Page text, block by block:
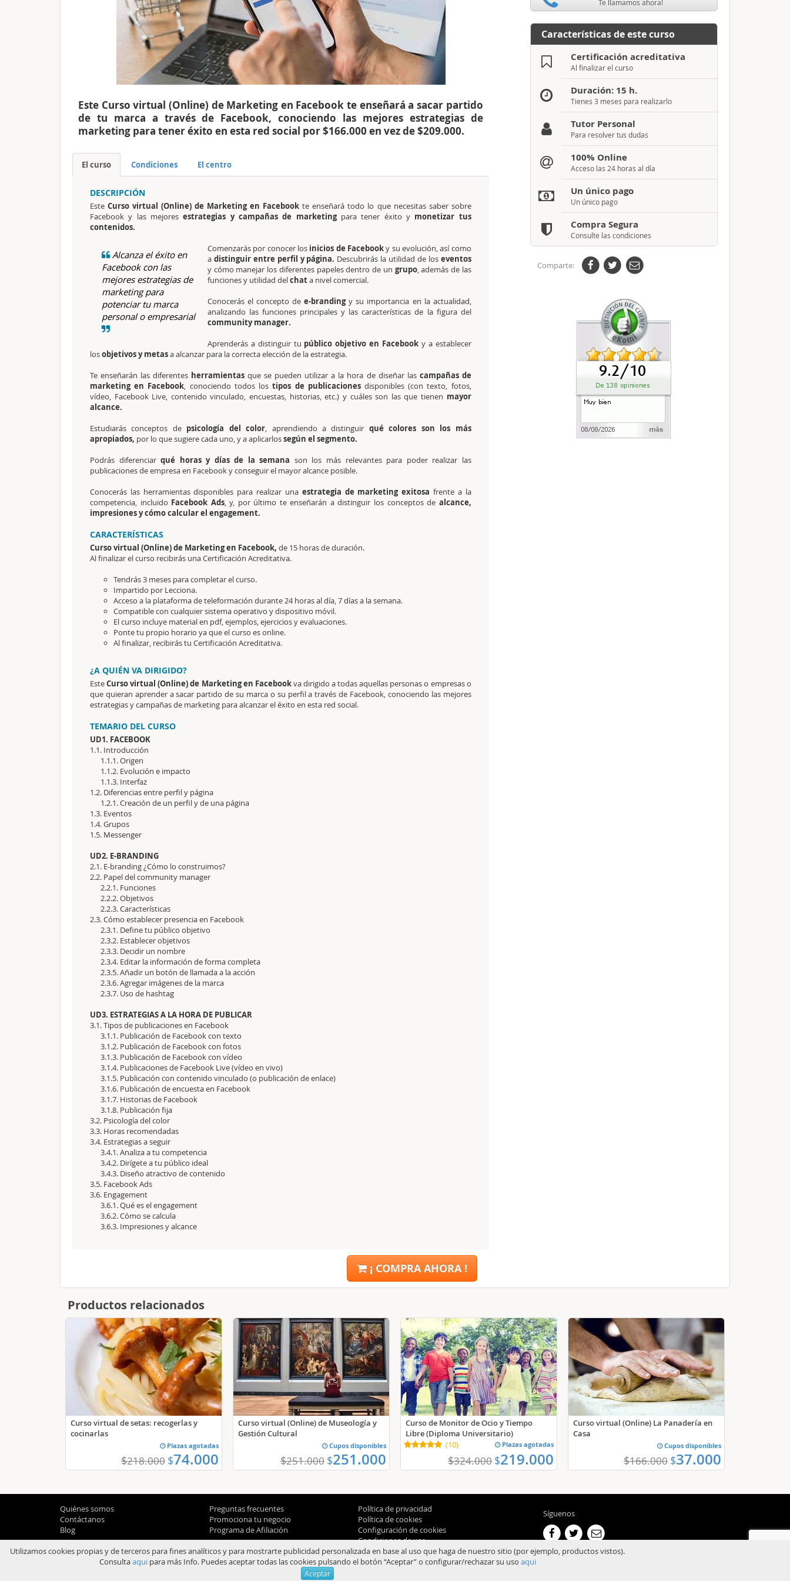
Este Curso virtual (Online) de Marketing en Facebook te enseñará a sacar partido
de tu marca a través de Facebook, conociendo las mejores estrategias de
marketing para tener éxito en esta red social por $166.000 en vez de $209.000.
El curso Condiciones El centro
DESCRIPCIÓN
Este Curso virtual (Online) de Marketing en Facebook te enseñará todo lo que necesitas saber sobre
Facebook y las mejoresestrategias y campañas de marketingpara tener éxito y monetizar tus
contenidos.
Alcanza el éxito en
Facebook con las
mejores estrategias de
marketing para
potenciar tu marca
personal o empresarial
Comenzarás por conocer los inicios de Facebooky su evolución, así como
a distinguir entre perfil y página. Descubrirás la utilidad de los eventos
y cómo manejar los diferentes papeles dentro de un grupo, además de las
funciones y utilidad delchata nivel comercial.
Conocerás el concepto dee-brandingy su importancia en la actualidad,
analizando las funciones principales y las características de la figura del
community manager.
Aprenderás a distinguir tu público objetivo en Facebook y a establecer
losobjetivos y metasa alcanzar para la correcta elección de la estrategia.
Te enseñarán las diferentes herramientas que se pueden utilizar a la hora de diseñar lascampañas de
marketing en Facebook, conociendo todos los tipos de publicacionesdisponibles (con texto, fotos,
vídeo, Facebook Live, contenido vinculado, encuestas, historias, etc.) y cuáles son las que tienen mayor
alcance.
Estudiarás conceptos depsicología del color, aprendiendo a distinguir qué colores son los más
apropiados, por lo que sugiere cada uno, y a aplicarlossegún el segmento.
Podrás diferenciarqué horas y días de la semana son los más relevantes para poder realizar las
publicaciones de empresa en Facebook y conseguir el mayor alcance posible.
Conocerás las herramientas disponibles para realizar unaestrategia de marketing exitosa frente a la
competencia, incluido Facebook Ads, y, por último te enseñarán a distinguir los conceptos de alcance,
impresiones y cómo calcular el engagement.
CARACTERÍSTICAS
Curso virtual (Online) de Marketing en Facebook, de 15 horas de duración.
Al finalizar el curso recibirás una Certificación Acreditativa.
Tendrás 3 meses para completar el curso.
Impartido por Lecciona.
Acceso a la plataforma de teleformación durante 24 horas al día, 7 días a la semana.
Compatible con cualquier sistema operativo y dispositivo móvil.
El curso incluye material en pdf, ejemplos, ejercicios y evaluaciones.
Ponte tu propio horario ya que el curso es online.
Al finalizar, recibirás tu Certificación Acreditativa.
¿A QUIÉN VA DIRIGIDO?
EsteCurso virtual (Online) de Marketing en Facebookva dirigido a todas aquellas personas o empresas o
que quieran aprender a sacar partido de su marca o su perfil a través de Facebook, conociendo las mejores
estrategias y campañas de marketing para alcanzar el éxito en esta red social.
TEMARIO DEL CURSO
UD1. FACEBOOK
1.1. Introducción
1.1.1. Origen
1.1.2. Evolución e impacto
1.1.3. Interfaz
1.2. Diferencias entre perfil y página
1.2.1. Creación de un perfil y de una página
1.3. Eventos
1.4. Grupos
1.5. Messenger
UD2. E-BRANDING
2.1. E-branding ¿Cómo lo construimos?
2.2. Papel del community manager
2.2.1. Funciones
2.2.2. Objetivos
2.2.3. Características
2.3. Cómo establecer presencia en Facebook
2.3.1. Define tu público objetivo
2.3.2. Establecer objetivos
2.3.3. Decidir un nombre
2.3.4. Editar la información de forma completa
2.3.5. Añadir un botón de llamada a la acción
2.3.6. Agregar imágenes de la marca
2.3.7. Uso de hashtag
UD3. ESTRATEGIAS A LA HORA DE PUBLICAR
3.1. Tipos de publicaciones en Facebook
3.1.1. Publicación de Facebook con texto
3.1.2. Publicación de Facebook con fotos
3.1.3. Publicación de Facebook con vídeo
3.1.4. Publicaciones de Facebook Live (vídeo en vivo)
3.1.5. Publicación con contenido vinculado (o publicación de enlace)
3.1.6. Publicación de encuesta en Facebook
3.1.7. Historias de Facebook
3.1.8. Publicación fija
3.2. Psicología del color
3.3. Horas recomendadas
3.4. Estrategias a seguir
3.4.1. Analiza a tu competencia
3.4.2. Dirígete a tu público ideal
3.4.3. Diseño atractivo de contenido
3.5. Facebook Ads
3.6. Engagement
3.6.1. Qué es el engagement
3.6.2. Cómo se calcula
3.6.3. Impresiones y alcance
¡ COMPRA AHORA !
Te llamamos ahora!
Características de este curso
Certificación acreditativa
Al finalizar el curso
Duración: 15 h.
Tienes 3 meses para realizarlo
Tutor Personal
Para resolver tus dudas
100% Online
Acceso las 24 horas al día
Un único pago
Un único pago
Compra Segura
Consulte las condiciones
Comparte:
Productos relacionados
Curso virtual de setas: recogerlas y
cocinarlas
Plazas agotadas
$218.000 $74.000
Curso virtual (Online) de Museología y
Gestión Cultural
Cupos disponibles
$251.000 $251.000
Curso de Monitor de Ocio y Tiempo
Libre (Diploma Universitario)
(10) Plazas agotadas
$324.000 $219.000
Curso virtual (Online) La Panadería en
Casa
Cupos disponibles
$166.000 $37.000
Quiénes somos
Contáctanos
Blog
Preguntas frecuentes
Promociona tu negocio
Programa de Afiliación
Política de privacidad
Política de cookies
Configuración de cookies
Condiciones de uso
Síguenos
© 2012-2026 Aprendum
Utilizamos cookies propias y de terceros para fines analíticos y para mostrarte publicidad personalizada en base al uso que haga de nuestro sitio (por ejemplo, productos vistos).
Consultaaquipara más Info. Puedes aceptar todas las cookies pulsando el botón “Aceptar” o configurar/rechazar su uso aqui
Aceptar